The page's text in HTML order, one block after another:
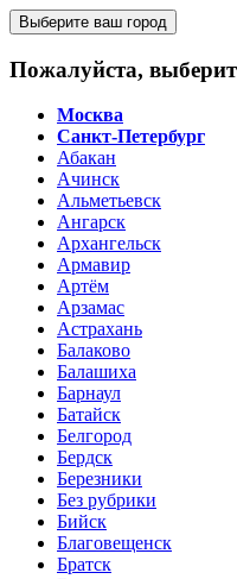
Выберите ваш город
Пожалуйста,
Москва
Санкт-Петербург
Абакан
Ачинск
Альметьевск
Ангарск
Архангельск
Армавир
Артём
Арзамас
Астрахань
Балаково
Балашиха
Барнаул
Батайск
Белгород
Бердск
Березники
Без рубрики
Бийск
Благовещенск
Братск